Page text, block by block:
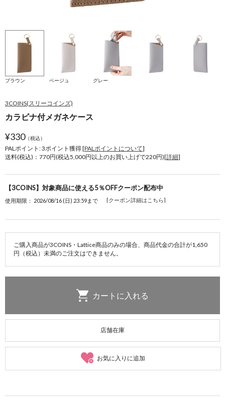
ブラウン ベージュ グレー
3COINS(スリーコインズ)
カラビナ付メガネケース
¥330（税込）
PALポイント: 3ポイント獲得 [PALポイントについて]
送料(税込)：770円(税込5,000円以上のお買い上げで220円)[詳細]
【3COINS】対象商品に使える5％OFFクーポン配布中
使用期限： 2026/08/16 (日) 23:59まで [クーポン詳細はこちら]
ご購入商品が3COINS・Lattice商品のみの場合、商品代金の合計が1,650
円（税込）未満のご注文はできません。
店舗在庫
お気に入りに追加